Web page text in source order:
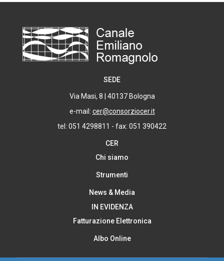
SEDE
Via Masi, 8 | 40137 Bologna
e-mail: cer@consorziocer.it
tel: 051 4298811 - fax: 051 390422
CER
Chi siamo
Strumenti
News & Media
IN EVIDENZA
Fatturazione Elettronica
Albo Online